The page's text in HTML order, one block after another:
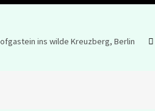
ins wilde Kreuzberg, Berlin